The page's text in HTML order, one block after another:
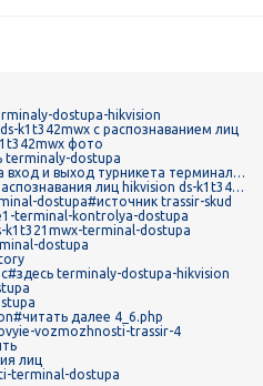
dostupa-hikvision
k1t342mwx с распознаванием лиц
фото
terminaly-dostupa
вход и выход турникета терминал д
лиц hikvision ds-k1t342
dostupa#источник trassir-skud
terminal-kontrolya-dostupa
k1t321mwx-terminal-dostupa
dostupa
#здесь terminaly-dostupa-hikvision
#читать далее 4_6.php
vozmozhnosti-trassir-4
лиц
terminal-dostupa